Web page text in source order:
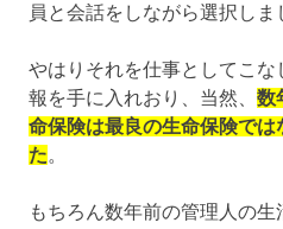
員と会話をしながら選択しま
やはりそれを仕事としてこ
報を手に入れおり、当然、 数
命保険は最良の生命保険で
た。
もちろん数年前の管理人の